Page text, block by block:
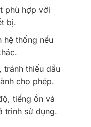
phù hợp với
bị.
hệ thống nếu
tránh thiếu dầu
cho phép.
tiếng ồn và
trình sử dụng.